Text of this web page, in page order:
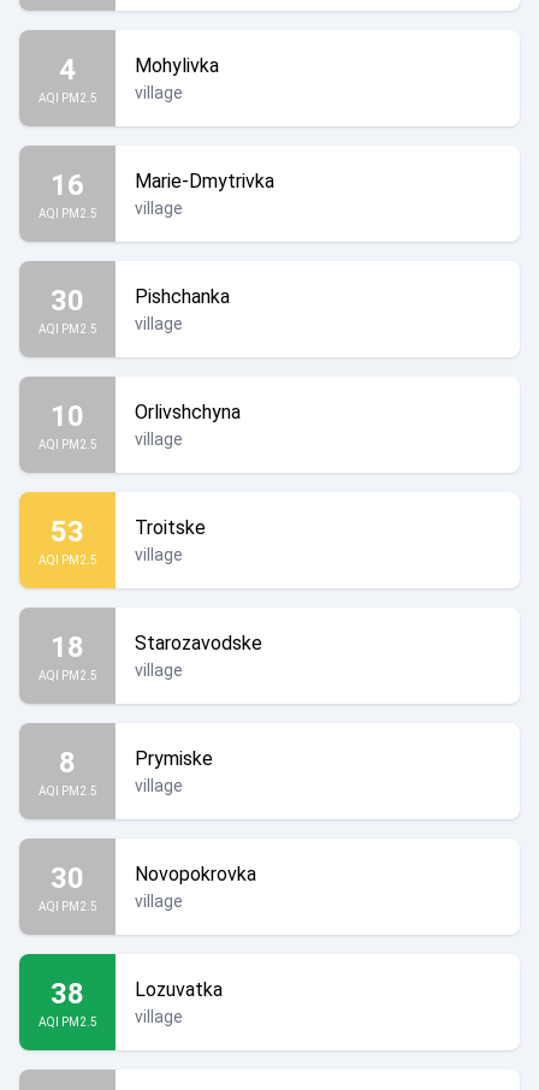
4
AQI PM2.5
Mohylivka
village
16
AQI PM2.5
Marie-Dmytrivka
village
30
AQI PM2.5
Pishchanka
village
10
AQI PM2.5
Orlivshchyna
village
53
AQI PM2.5
Troitske
village
18
AQI PM2.5
Starozavodske
village
8
AQI PM2.5
Prymiske
village
30
AQI PM2.5
Novopokrovka
village
38
AQI PM2.5
Lozuvatka
village